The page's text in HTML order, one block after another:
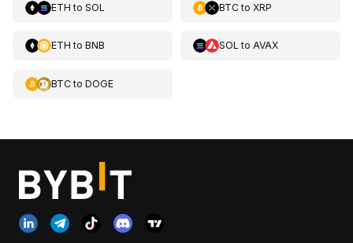
ETH to SOL BTCto XRP
ETH to BNB SOL to AVAX
BTCto DOGE